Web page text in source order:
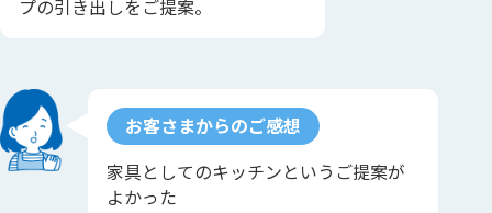
プの引き出しをご提案。
お客さまからのご感想
家具としてのキッチンというご提案が
よかった